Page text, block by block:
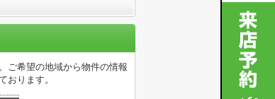
ご希望の地域から物件の情報
おります。